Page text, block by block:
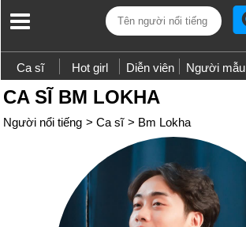
Ca sĩ Hot girl Diễn viên Người mẫu
CA SĨ BM LOKHA
Người nổi tiếng > Ca sĩ > Bm Lokha